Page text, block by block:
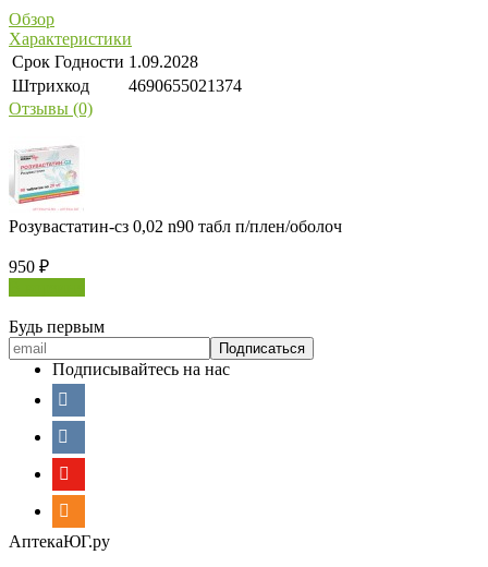
Обзор
Характеристики
Срок Годности 1.09.2028
Штрихкод
4690655021374
Отзывы (0)
Розувастатин-сз 0,02 n90 табл п/плен/оболоч
950 ₽
Будь первым
Подписывайтесь на нас
АптекаЮГ.ру